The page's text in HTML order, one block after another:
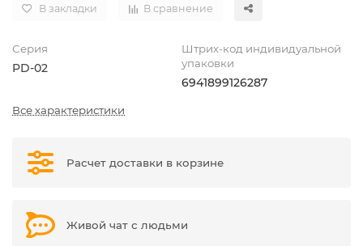
В закладки В сравнение
Серия
PD-02
Штрих-код индивидуальной
упаковки
6941899126287
Все характеристики
Расчет доставки в корзине
Живой чат с людьми